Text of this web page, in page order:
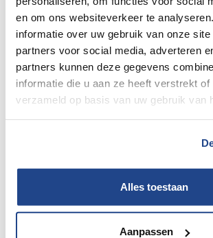
en om ons websiteverkeer te
informatie over uw gebruik van onze site
partners voor social media, adverteren
partners kunnen deze gegevens
informatie die u aan ze heeft verstrekt of
verzameld op basis van uw gebruik van
Alles toestaan
Aanpassen